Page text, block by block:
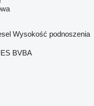
Wysokość podnoszenia
BVBA